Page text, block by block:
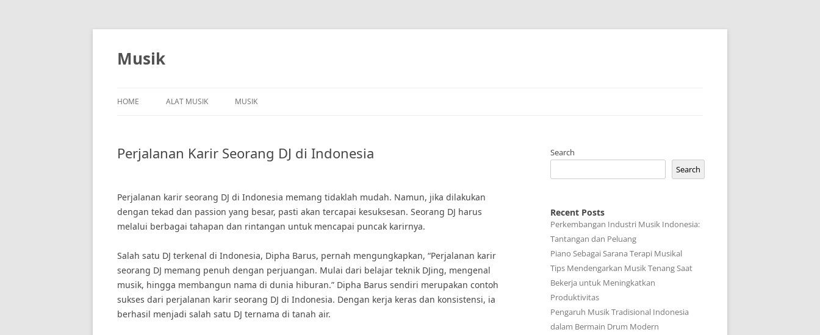
Skip
Musik
HOME ALAT MUSIK MUSIK
Perjalanan Karir Seorang DJ di Indonesia
Perjalanan karir seorang DJ di Indonesia memang tidaklah mudah. Namun, jika dilakukan
dengan tekad dan passion yang besar, pasti akan tercapai kesuksesan. Seorang DJ harus
melalui berbagai tahapan dan rintangan untuk mencapai puncak karirnya.
Salah satu DJ terkenal di Indonesia, Dipha Barus, pernah mengungkapkan, “Perjalanan karir
seorang DJ memang penuh dengan perjuangan. Mulai dari belajar teknik DJing, mengenal
musik, hingga membangun nama di dunia hiburan.” Dipha Barus sendiri merupakan contoh
sukses dari perjalanan karir seorang DJ di Indonesia. Dengan kerja keras dan konsistensi, ia
berhasil menjadi salah satu DJ ternama di tanah air.
Search
Search
Recent Posts
Perkembangan Industri Musik Indonesia:
Tantangan dan Peluang
Piano Sebagai Sarana Terapi Musikal
Tips Mendengarkan Musik Tenang Saat
Bekerja untuk Meningkatkan
Produktivitas
Pengaruh Musik Tradisional Indonesia
dalam Bermain Drum Modern